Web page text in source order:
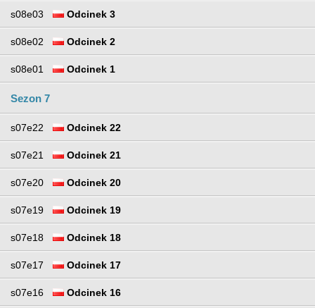
s08e03 Odcinek 3
s08e02 Odcinek 2
s08e01 Odcinek 1
Sezon 7
s07e22 Odcinek 22
s07e21 Odcinek 21
s07e20 Odcinek 20
s07e19 Odcinek 19
s07e18 Odcinek 18
s07e17 Odcinek 17
s07e16 Odcinek 16